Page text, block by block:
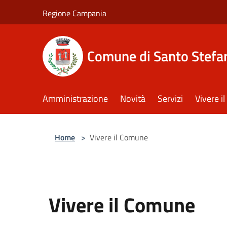
Regione Campania
Comune di Santo
Amministrazione Novità Servizi Vivere
Home > Vivere il Comune
Vivere il Comune